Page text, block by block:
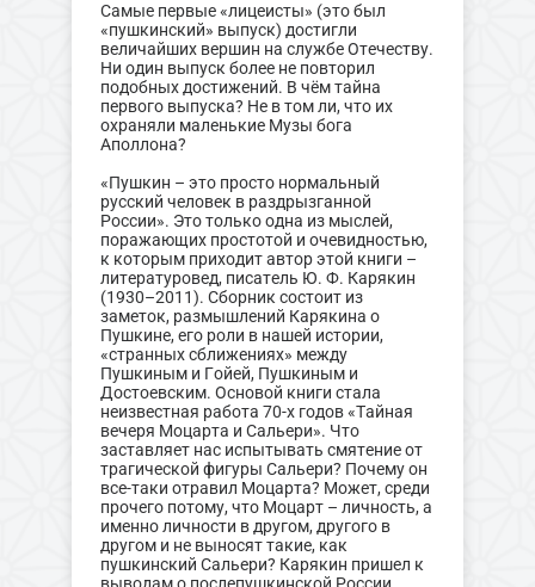
Самые первые «лицеисты» (это был
«пушкинский» выпуск) достигли
величайших вершин на службе Отечеству.
Ни один выпуск более не повторил
подобных достижений. В чём тайна
первого выпуска? Не в том ли, что их
охраняли маленькие Музы бога
Аполлона?
«Пушкин – это просто нормальный
русский человек в раздрызганной
России». Это только одна из мыслей,
поражающих простотой и очевидностью,
к которым приходит автор этой книги –
литературовед, писатель Ю. Ф. Карякин
(1930–2011). Сборник состоит из
заметок, размышлений Карякина о
Пушкине, его роли в нашей истории,
«странных сближениях» между
Пушкиным и Гойей, Пушкиным и
Достоевским. Основой книги стала
неизвестная работа 70-х годов «Тайная
вечеря Моцарта и Сальери». Что
заставляет нас испытывать смятение от
трагической фигуры Сальери? Почему он
все-таки отравил Моцарта? Может, среди
прочего потому, что Моцарт – личность, а
именно личности в другом, другого в
другом и не выносят такие, как
пушкинский Сальери? Карякин пришел к